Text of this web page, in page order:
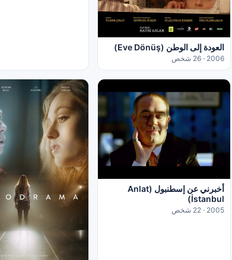
العودة إلى الوطن (Eve Dönüş)
2006 · 26 شخص
أخبرني عن إسطنبول (Anlat
İstanbul)
2005 · 22 شخص